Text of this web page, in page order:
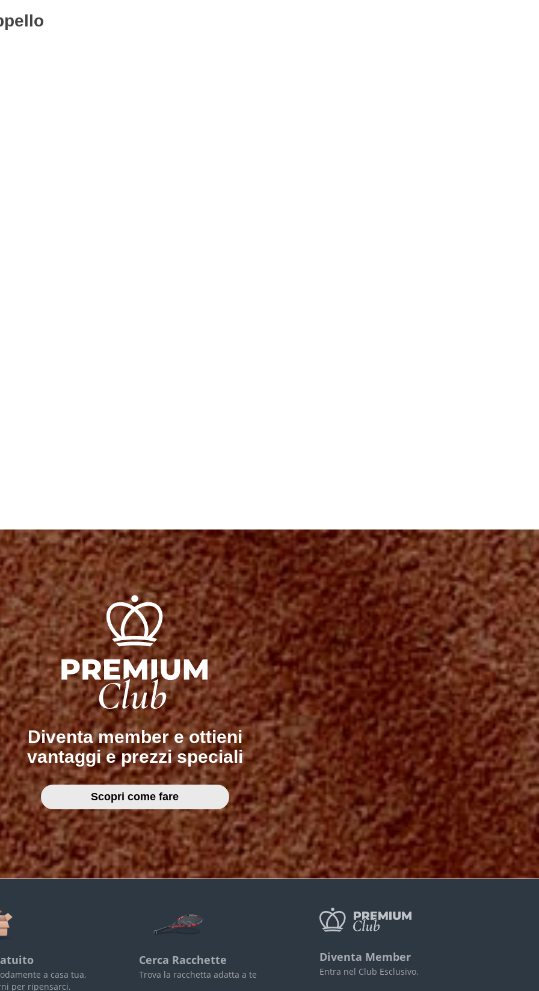
Diventa member e ottieni
vantaggi e prezzi speciali
Scopri come fare
a casa tua,
per ripensarci.
Cerca Racchette
Trova la racchetta adatta a te
Diventa Member
Entra nel Club Esclusivo.